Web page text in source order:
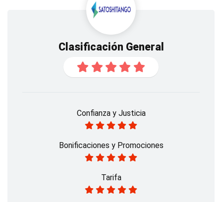
Clasificación General
Confianza y Justicia
Bonificaciones y Promociones
Tarifa